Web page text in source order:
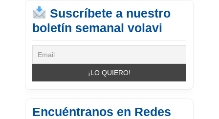
Suscríbete a nuestro
boletín semanal volavi
Encuéntranos en Redes